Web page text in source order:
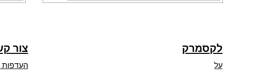
opens
tab
לקסמרק
על
צור